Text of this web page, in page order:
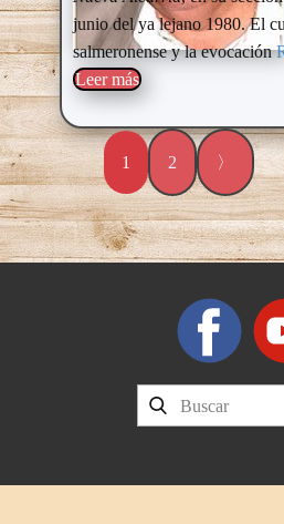
junio del ya lejano 1980. El
salmeronense y la evocación
Leer más​
1 2 〉